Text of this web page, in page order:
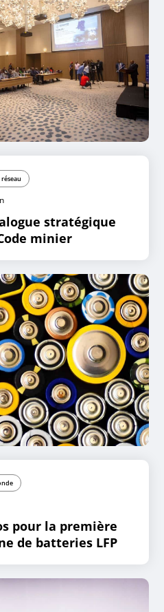
stratégique
minier
pour la première
de batteries LFP